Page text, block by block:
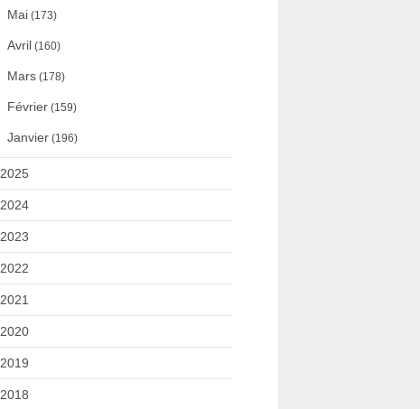
Mai (173)
Avril (160)
Mars (178)
Février (159)
Janvier (196)
2025
2024
2023
2022
2021
2020
2019
2018